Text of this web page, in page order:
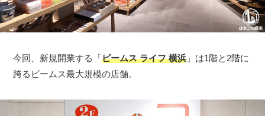
今回、新規開業する「ビームス ライフ 横浜 」は1階と2階に
跨るビームス最大規模の店舗。